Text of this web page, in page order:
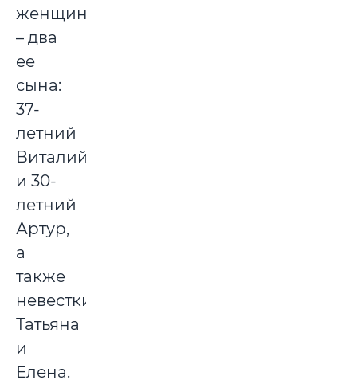
женщины
– два
ее
сына:
37-
летний
Виталий
и 30-
летний
Артур,
а
также
невестки
Татьяна
и
Елена.